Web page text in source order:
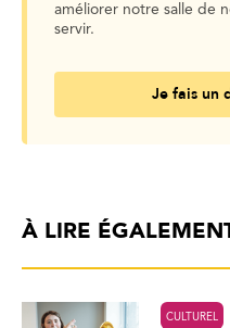
améliorer notre salle de
servir.
Je fais un
À LIRE
CULTUREL